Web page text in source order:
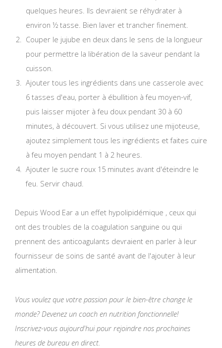
quelques heures. Ils devraient se réhydrater à
environ ½ tasse. Bien laver et trancher finement.
Couper le jujube en deux dans le sens de la longueur
pour permettre la libération de la saveur pendant la
cuisson.
Ajouter tous les ingrédients dans une casserole avec
6 tasses d'eau, porter à ébullition à feu moyen-vif,
puis laisser mijoter à feu doux pendant 30 à 60
minutes, à découvert. Si vous utilisez une mijoteuse,
ajoutez simplement tous les ingrédients et faites cuire
à feu moyen pendant 1 à 2 heures.
Ajouter le sucre roux 15 minutes avant d'éteindre le
feu. Servir chaud.
Depuis Wood Ear a un effet hypolipidémique , ceux qui
ont des troubles de la coagulation sanguine ou qui
prennent des anticoagulants devraient en parler à leur
fournisseur de soins de santé avant de l'ajouter à leur
alimentation.
Vous voulez que votre passion pour le bien-être change le
monde? Devenez un coach en nutrition fonctionnelle!
Inscrivez-vous aujourd'hui pour rejoindre nos prochaines
heures de bureau en direct.